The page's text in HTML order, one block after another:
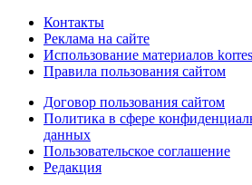
Контакты
Реклама на сайте
Использование материалов
Правила пользования сайтом
Договор пользования сайтом
Политика в сфере
данных
Пользовательское соглашение
Редакция